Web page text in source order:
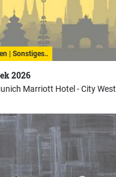
| Sonstiges..
2026
Marriott Hotel - City West